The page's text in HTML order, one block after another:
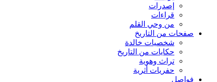
إصدرات
قراءات
من وحي القلم
صفحات من التاريخ
شخصيات خالدة
حكايات من التاريخ
تراث وهوية
حفريات أثرية
فواصل